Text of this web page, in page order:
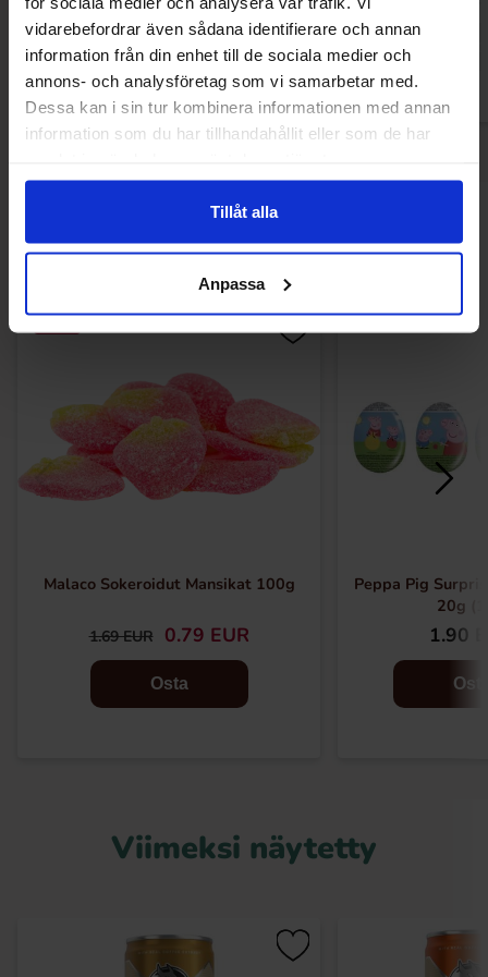
vidarebefordrar även sådana identifierare och annan
information från din enhet till de sociala medier och
annons- och analysföretag som vi samarbetar med.
Dessa kan i sin tur kombinera informationen med annan
information som du har tillhandahållit eller som de har
Tillåt alla
Anpassa
Osta
Muutkin ostivat
-53%
Malaco Sokeroidut Mansikat 100g
1.69 EUR 0.79 EUR
Osta
Peppa Pig
20g
1.90
Viimeksi näytetty